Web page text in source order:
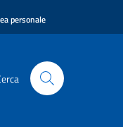
personale